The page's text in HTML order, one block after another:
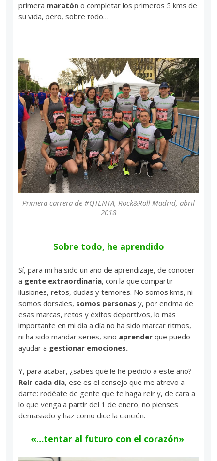
primera maratón o completar los primeros 5 kms de
su vida, pero, sobre todo…
Primera carrera de #QTENTA, Rock&Roll Madrid, abril
2018
Sobre todo, he aprendido
Sí, para mi ha sido un año de aprendizaje, de conocer
a gente extraordinaria, con la que compartir
ilusiones, retos, dudas y temores. No somos kms, ni
somos dorsales, somos personas y, por encima de
esas marcas, retos y éxitos deportivos, lo más
importante en mi día a día no ha sido marcar ritmos,
ni ha sido mandar series, sino aprenderque puedo
ayudar a gestionar emociones.
Y, para acabar, ¿sabes qué le he pedido a este año?
Reír cada día, ese es el consejo que me atrevo a
darte: rodéate de gente que te haga reír y, de cara a
lo que venga a partir del 1 de enero, no pienses
demasiado y haz como dice la canción:
«…tentar al futuro con el corazón»